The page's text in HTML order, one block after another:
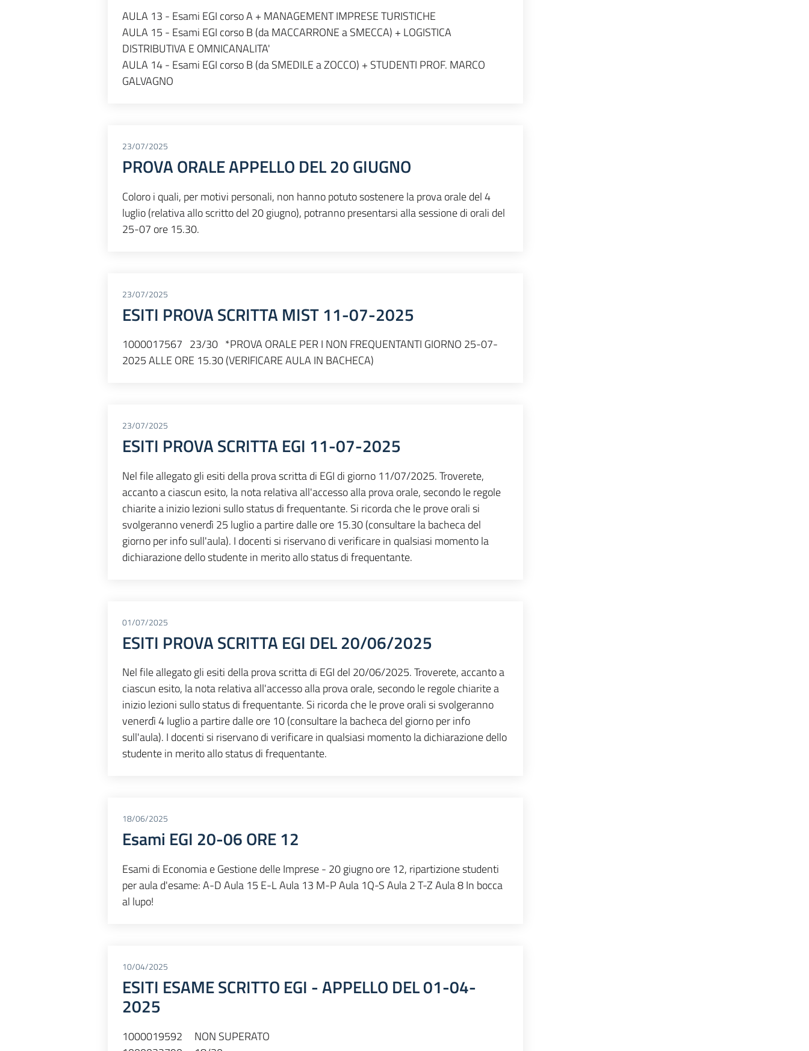
AULA 13 - Esami EGI corso A + MANAGEMENT IMPRESE TURISTICHE
AULA 15 - Esami EGI corso B (da MACCARRONE a SMECCA) + LOGISTICA
DISTRIBUTIVA E OMNICANALITA'
AULA 14 - Esami EGI corso B (da SMEDILE a ZOCCO) + STUDENTI PROF. MARCO
GALVAGNO
23/07/2025
PROVA ORALE APPELLO DEL 20 GIUGNO
Coloro i quali, per motivi personali, non hanno potuto sostenere la prova orale del 4
luglio (relativa allo scritto del 20 giugno), potranno presentarsi alla sessione di orali del
25-07 ore 15.30.
23/07/2025
ESITI PROVA SCRITTA MIST 11-07-2025
1000017567 23/30 *PROVA ORALE PER I NON FREQUENTANTI GIORNO 25-07-
2025 ALLE ORE 15.30 (VERIFICARE AULA IN BACHECA)
23/07/2025
ESITI PROVA SCRITTA EGI 11-07-2025
Nel file allegato gli esiti della prova scritta di EGI di giorno 11/07/2025. Troverete,
accanto a ciascun esito, la nota relativa all'accesso alla prova orale, secondo le regole
chiarite a inizio lezioni sullo status di frequentante. Si ricorda che le prove orali si
svolgeranno venerdì 25 luglio a partire dalle ore 15.30 (consultare la bacheca del
giorno per info sull'aula). I docenti si riservano di verificare in qualsiasi momento la
dichiarazione dello studente in merito allo status di frequentante.
01/07/2025
ESITI PROVA SCRITTA EGI DEL 20/06/2025
Nel file allegato gli esiti della prova scritta di EGI del 20/06/2025. Troverete, accanto a
ciascun esito, la nota relativa all'accesso alla prova orale, secondo le regole chiarite a
inizio lezioni sullo status di frequentante. Si ricorda che le prove orali si svolgeranno
venerdì 4 luglio a partire dalle ore 10 (consultare la bacheca del giorno per info
sull'aula). I docenti si riservano di verificare in qualsiasi momento la dichiarazione dello
studente in merito allo status di frequentante.
18/06/2025
Esami EGI 20-06 ORE 12
Esami di Economia e Gestione delle Imprese - 20 giugno ore 12, ripartizione studenti
per aula d'esame: A-D Aula 15 E-L Aula 13 M-P Aula 1Q-S Aula 2 T-Z Aula 8 In bocca
al lupo!
10/04/2025
ESITI ESAME SCRITTO EGI - APPELLO DEL 01-04-
2025
1000019592 NON SUPERATO